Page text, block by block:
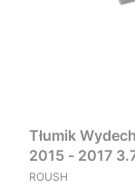
Tłumik
2015 - 2017
końcówki (
PRODUCENT
ROUSH